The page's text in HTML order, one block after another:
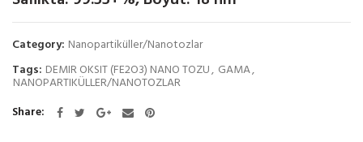
Category: Nanopartiküller/Nanotozlar
Tags: DEMIR OKSIT (FE2O3) NANO TOZU, GAMA,
NANOPARTIKÜLLER/NANOTOZLAR
Share